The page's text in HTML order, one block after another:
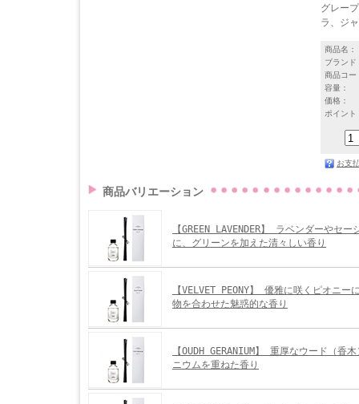
グレー
ラ、ジ
商品名：
ブランド
商品コー
容量：
価格：
ポイント
お支
商品バリエーション
【GREEN LAVENDER】 ラベンダーやセ
に、グリーンを加えた清々しい香り
【VELVET PEONY】 優雅に咲くピオニー
物を合わせた魅惑的な香り
【OUDH GERANIUM】 重厚なウード（香
ニウムを重ねた香り